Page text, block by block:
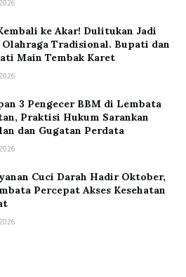
ke Akar! Dulitukan Jadi
Olahraga Tradisional. Bupati dan
Main Tembak Karet
3 Pengecer BBM di Lembata
Praktisi Hukum Sarankan
dan Gugatan Perdata
Cuci Darah Hadir Oktober,
Percepat Akses Kesehatan